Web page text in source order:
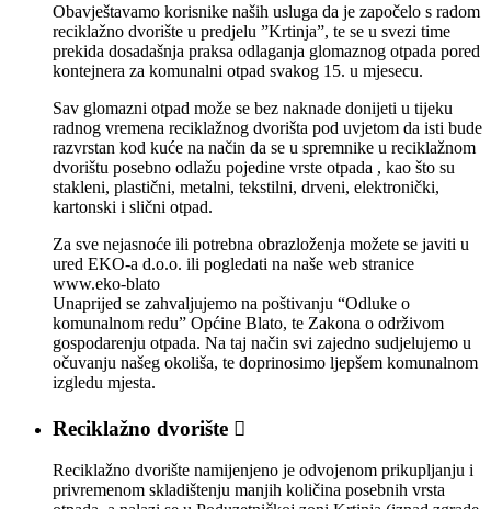
Obavještavamo korisnike naših usluga da je započelo s radom
reciklažno dvorište u predjelu ”Krtinja”, te se u svezi time
prekida dosadašnja praksa odlaganja glomaznog otpada pored
kontejnera za komunalni otpad svakog 15. u mjesecu.
Sav glomazni otpad može se bez naknade donijeti u tijeku
radnog vremena reciklažnog dvorišta pod uvjetom da isti bude
razvrstan kod kuće na način da se u spremnike u reciklažnom
dvorištu posebno odlažu pojedine vrste otpada , kao što su
stakleni, plastični, metalni, tekstilni, drveni, elektronički,
kartonski i slični otpad.
Za sve nejasnoće ili potrebna obrazloženja možete se javiti u
ured EKO-a d.o.o. ili pogledati na naše web stranice
www.eko-blato
Unaprijed se zahvaljujemo na poštivanju “Odluke o
komunalnom redu” Općine Blato, te Zakona o održivom
gospodarenju otpada. Na taj način svi zajedno sudjelujemo u
očuvanju našeg okoliša, te doprinosimo ljepšem komunalnom
izgledu mjesta.
Reciklažno dvorište 
Reciklažno dvorište namijenjeno je odvojenom prikupljanju i
privremenom skladištenju manjih količina posebnih vrsta